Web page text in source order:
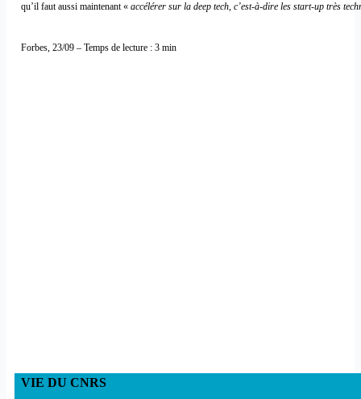
qu’il faut aussi maintenant « accélérer sur la deep tech, c’est-à-dire les start-up très
Forbes, 23/09 – Temps de lecture : 3 min
VIE DU CNRS